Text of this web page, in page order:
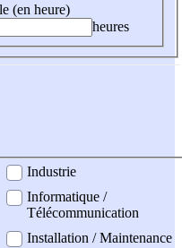
(en heure)
heures
Industrie
Informatique /
Télécommunication
Installation / Maintenance